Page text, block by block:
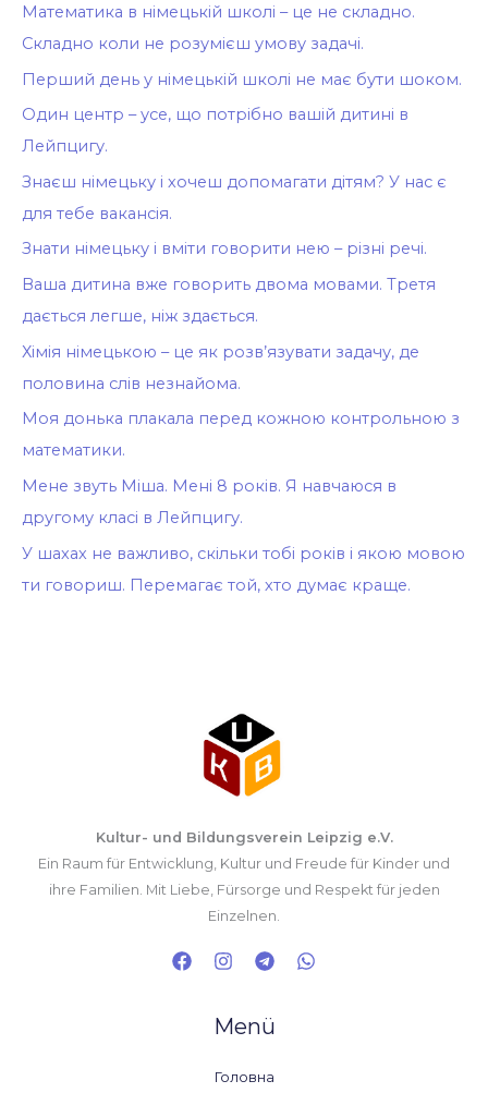
Математика в німецькій школі – це не складно.
Складно коли не розумієш умову задачі.
Перший день у німецькій школі не має бути шоком.
Один центр – усе, що потрібно вашій дитині в
Лейпцигу.
Знаєш німецьку і хочеш допомагати дітям? У нас є
для тебе вакансія.
Знати німецьку і вміти говорити нею – різні речі.
Ваша дитина вже говорить двома мовами. Третя
дається легше, ніж здається.
Хімія німецькою – це як розв’язувати задачу, де
половина слів незнайома.
Моя донька плакала перед кожною контрольною з
математики.
Мене звуть Міша. Мені 8 років. Я навчаюся в
другому класі в Лейпцигу.
У шахах не важливо, скільки тобі років і якою мовою
ти говориш. Перемагає той, хто думає краще.
Kultur- und Bildungsverein Leipzig e.V.
Ein Raum für Entwicklung, Kultur und Freude für Kinder und
ihre Familien. Mit Liebe, Fürsorge und Respekt für jeden
Einzelnen.
Menü
Головна